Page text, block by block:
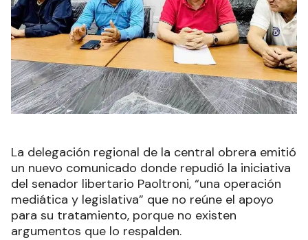
La delegación regional de la central obrera emitió
un nuevo comunicado donde repudió la iniciativa
del senador libertario Paoltroni, “una operación
mediática y legislativa” que no reúne el apoyo
para su tratamiento, porque no existen
argumentos que lo respalden.